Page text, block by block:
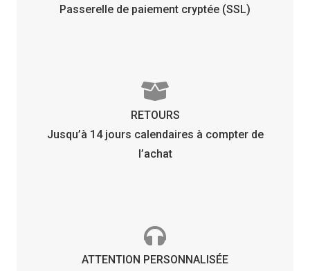
Passerelle de paiement cryptée (SSL)
RETOURS
Jusqu’à 14 jours calendaires à compter de
l’achat
ATTENTION PERSONNALISÉE